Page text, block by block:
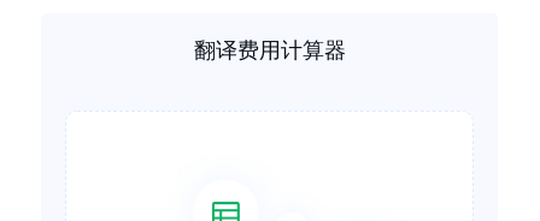
翻译费用计算器